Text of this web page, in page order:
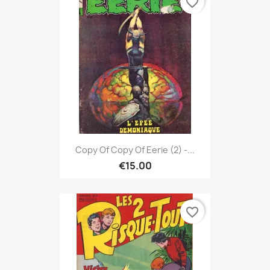
Copy Of Copy Of Eerie (2) -...
€15.00
favorite_border